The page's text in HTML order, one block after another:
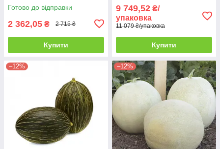
Готово до відправки
2 362,05 ₴ 2 715 ₴
Купити
9 749,52 ₴/
упаковка
11 079 ₴/упаковка
Купити
–12% –12%